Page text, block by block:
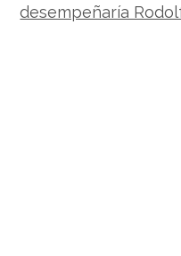
desempeñaría